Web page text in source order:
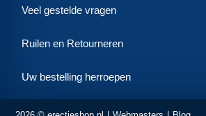
Veel gestelde vragen
Ruilen en Retourneren
Uw bestelling herroepen